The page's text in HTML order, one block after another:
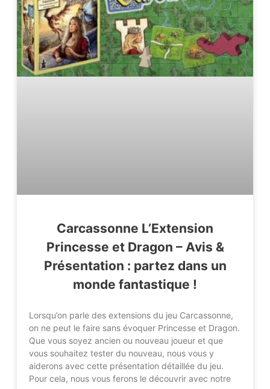
Carcassonne L’Extension
Princesse et Dragon – Avis &
Présentation : partez dans un
monde fantastique !
Lorsqu’on parle des extensions du jeu Carcassonne,
on ne peut le faire sans évoquer Princesse et Dragon.
Que vous soyez ancien ou nouveau joueur et que
vous souhaitez tester du nouveau, nous vous y
aiderons avec cette présentation détaillée du jeu.
Pour cela, nous vous ferons le découvrir avec notre